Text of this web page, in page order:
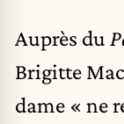
Auprès du
Brigitte
dame « ne